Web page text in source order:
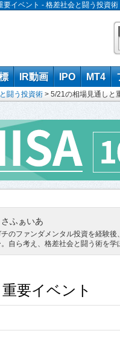
イベント - 格差社会と闘う投資術
IR動画 IPO MT4
闘う投資術 > 5/21の相場見通しと
さふぁいあ
のファンダメンタル投資を経験
自ら考え、格差社会と闘う術を学
要イベント